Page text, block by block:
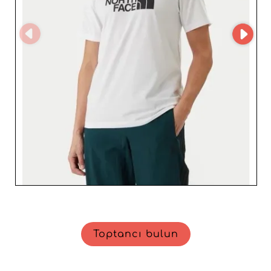
zarafet ve pratiklik arayan bir müşteri kitlesine hitap
edecek güçlü ve tamamlayıcı parçalarla kataloğunuzu
zenginleştirin.
Toptancı bulun